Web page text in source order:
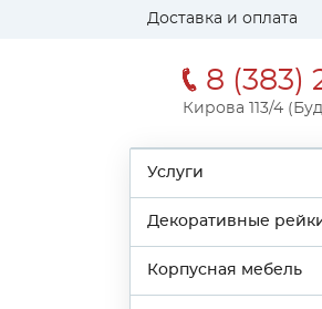
Доставка и оплата
8 (383)
Кирова 113/4
Услуги
Декоративные
Корпусная мебель